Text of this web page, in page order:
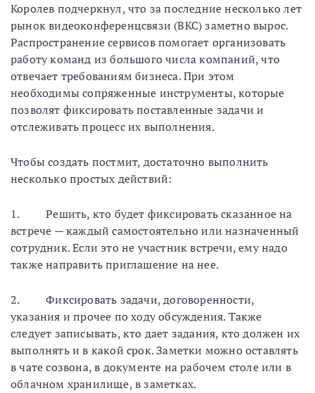
Королев подчеркнул, что за последние несколько лет
рынок видеоконференцсвязи (ВКС) заметно вырос.
Распространение сервисов помогает организовать
работу команд из большого числа компаний, что
отвечает требованиям бизнеса. При этом
необходимы сопряженные инструменты, которые
позволят фиксировать поставленные задачи и
отслеживать процесс их выполнения.
Чтобы создать постмит, достаточно выполнить
несколько простых действий:
1. Решить, кто будет фиксировать сказанное на
встрече — каждый самостоятельно или назначенный
сотрудник. Если это не участник встречи, ему надо
также направить приглашение на нее.
2. Фиксировать задачи, договоренности,
указания и прочее по ходу обсуждения. Также
следует записывать, кто дает задания, кто должен их
выполнять и в какой срок. Заметки можно оставлять
в чате созвона, в документе на рабочем столе или в
облачном хранилище, в заметках.